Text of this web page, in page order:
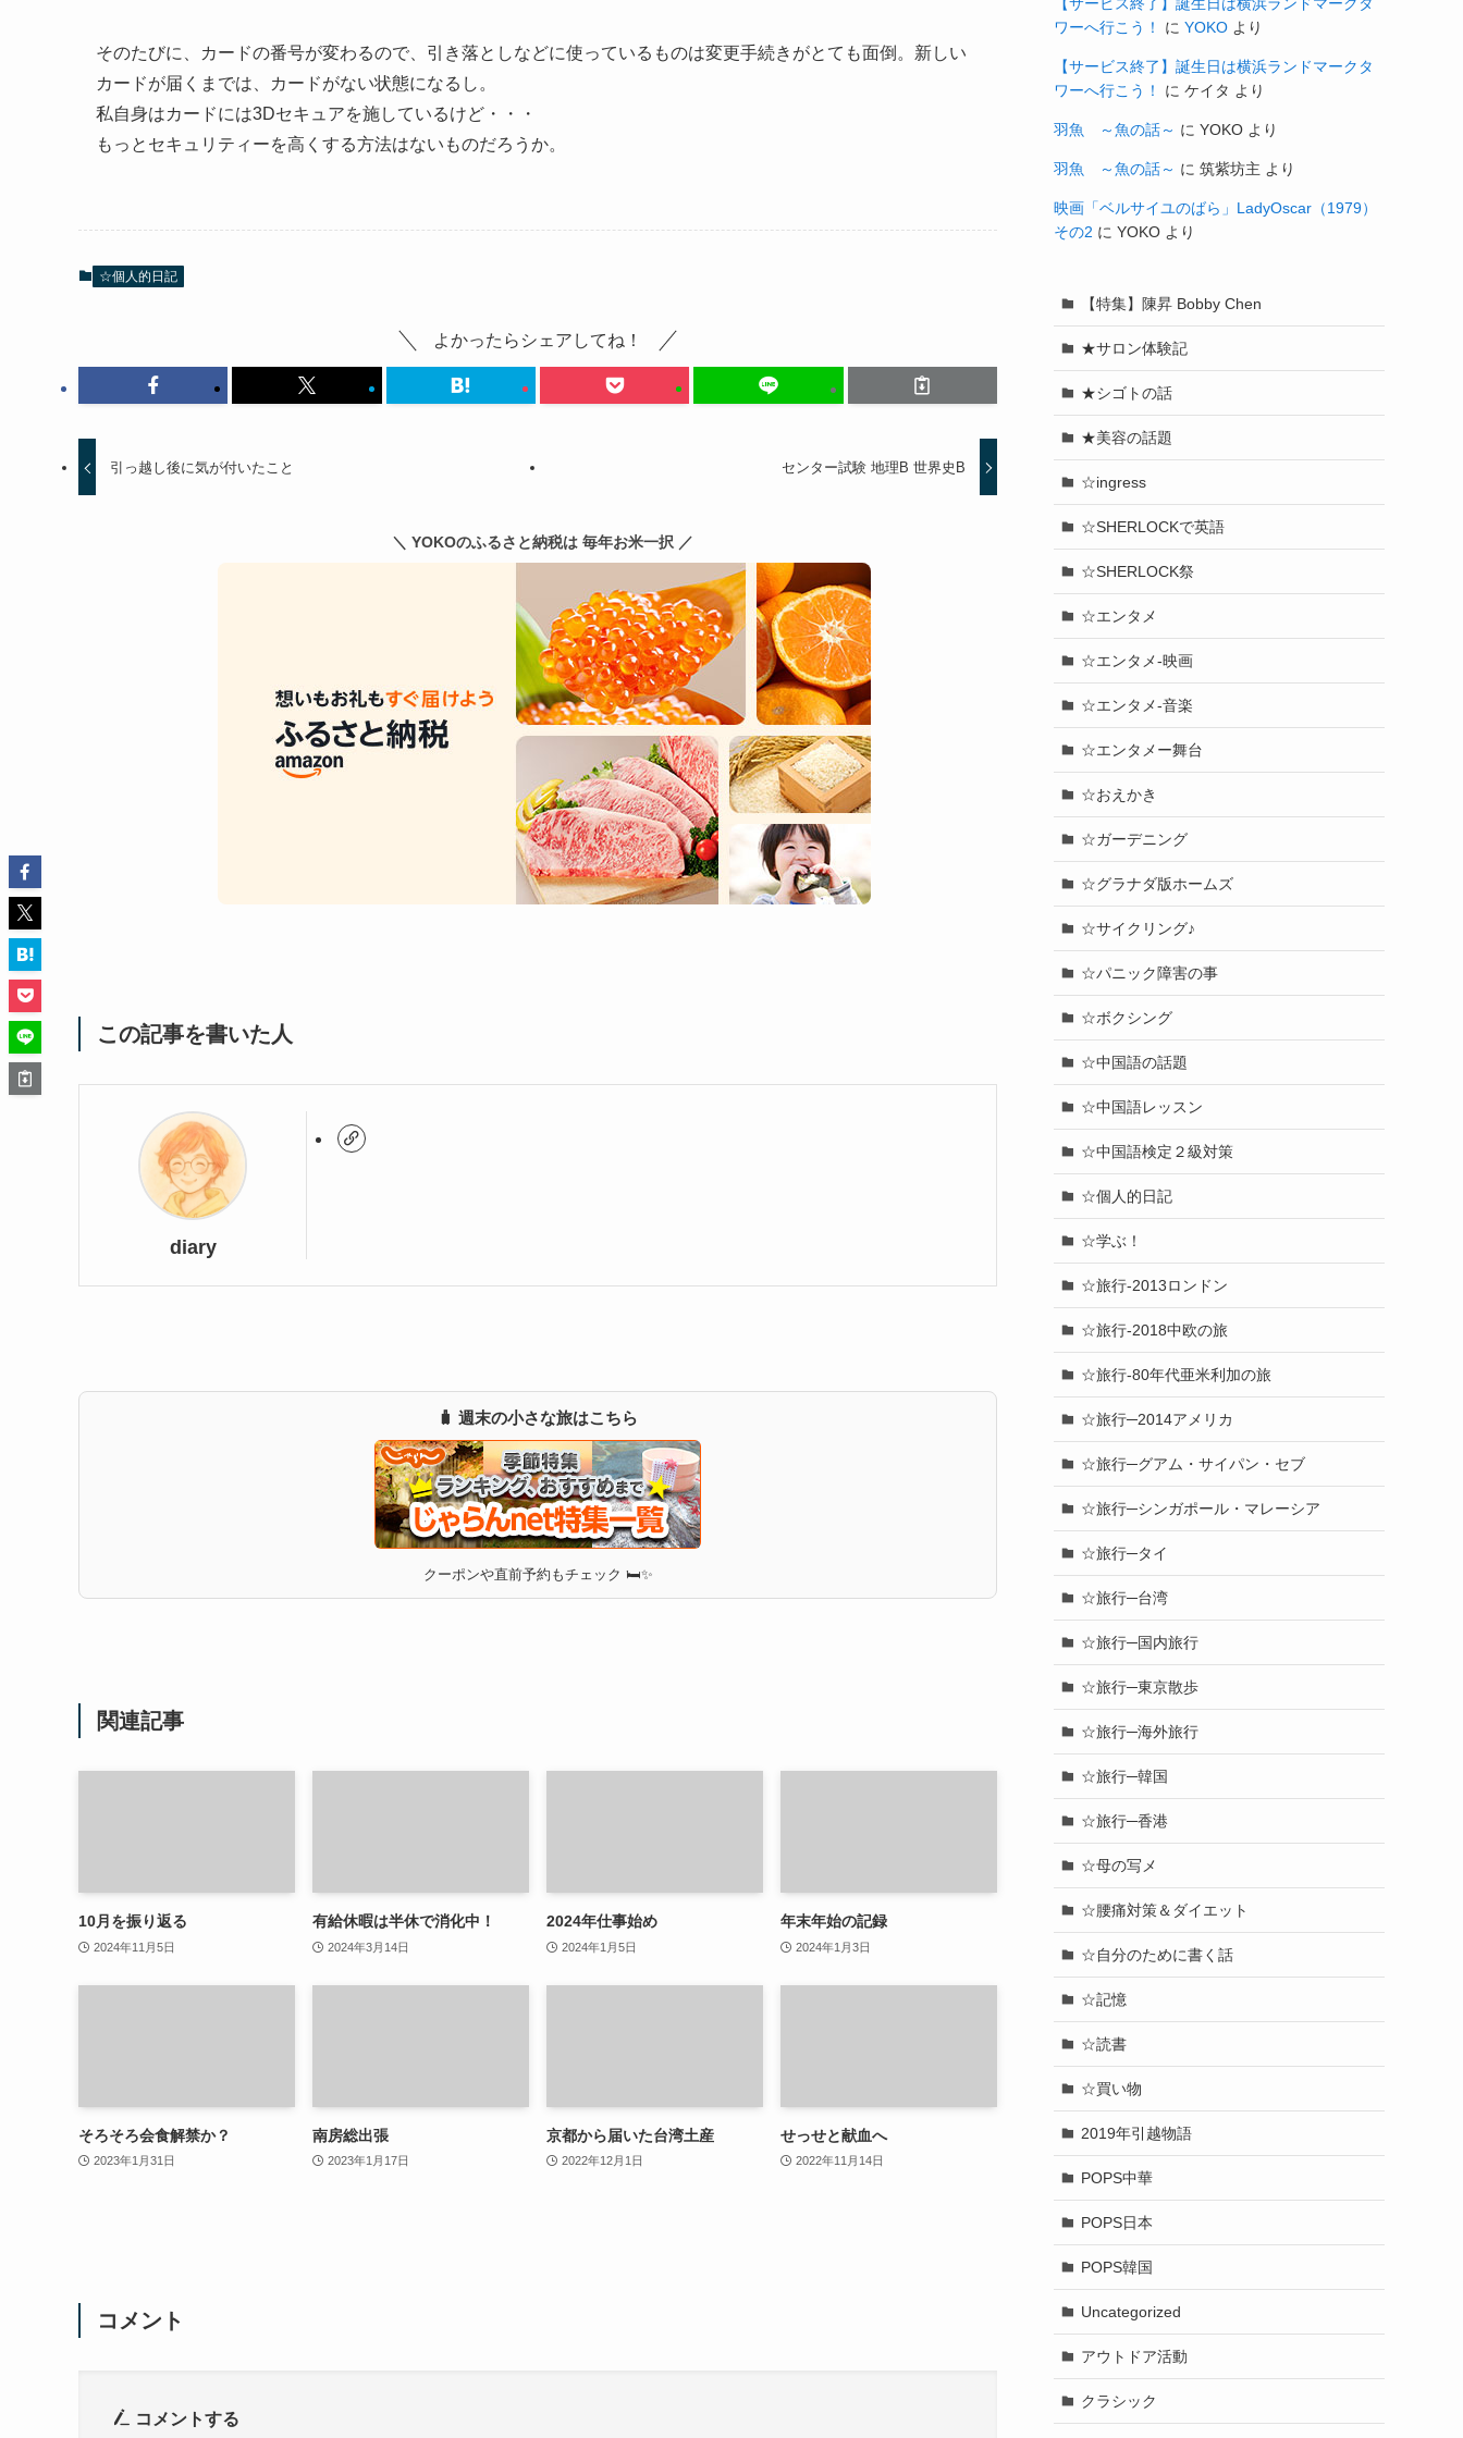
そのたびに、カードの番号が変わるので、引き落としなどに使っているものは変更手続きがとても面倒。新しい
カードが届くまでは、カードがない状態になるし。
私自身はカードには3Dセキュアを施しているけど・・・
もっとセキュリティーを高くする方法はないものだろうか。
☆個人的日記
よかったらシェアしてね！
引っ越し後に気が付いたこと センター試験 地理B 世界史B
＼ YOKOのふるさと納税は 毎年お米一択 ／
この記事を書いた人
diary
🧳 週末の小さな旅はこちら
クーポンや直前予約もチェック 🛏✨
関連記事
10月を振り返る
2024年11月5日
有給休暇は半休で消化中！
2024年3月14日
2024年仕事始め
2024年1月5日
年末年始の記録
2024年1月3日
そろそろ会食解禁か？
2023年1月31日
南房総出張
2023年1月17日
京都から届いた台湾土産
2022年12月1日
せっせと献血へ
2022年11月14日
コメント
コメントする
ワーへ行こう！
に YOKO より
【サービス終了】誕生日は横浜ランドマークタ
ワーへ行こう！
に ケイタ より
羽魚 ～魚の話～ に YOKO より
羽魚 ～魚の話～ に 筑紫坊主 より
映画「ベルサイユのばら」LadyOscar（1979）
その2 に YOKO より
【特集】陳昇 Bobby Chen
★サロン体験記
★シゴトの話
★美容の話題
☆ingress
☆SHERLOCKで英語
☆SHERLOCK祭
☆エンタメ
☆エンタメ-映画
☆エンタメ-音楽
☆エンタメー舞台
☆おえかき
☆ガーデニング
☆グラナダ版ホームズ
☆サイクリング♪
☆パニック障害の事
☆ボクシング
☆中国語の話題
☆中国語レッスン
☆中国語検定２級対策
☆個人的日記
☆学ぶ！
☆旅行-2013ロンドン
☆旅行-2018中欧の旅
☆旅行-80年代亜米利加の旅
☆旅行─2014アメリカ
☆旅行─グアム・サイパン・セブ
☆旅行─シンガポール・マレーシア
☆旅行─タイ
☆旅行─台湾
☆旅行─国内旅行
☆旅行─東京散歩
☆旅行─海外旅行
☆旅行─韓国
☆旅行─香港
☆母の写メ
☆腰痛対策＆ダイエット
☆自分のために書く話
☆記憶
☆読書
☆買い物
2019年引越物語
POPS中華
POPS日本
POPS韓国
Uncategorized
アウトドア活動
クラシック